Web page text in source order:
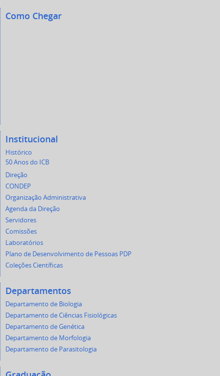
Como Chegar
Institucional
Histórico
50 Anos do ICB
Direção
CONDEP
Organização Administrativa
Agenda da Direção
Servidores
Comissões
Laboratórios
Plano de Desenvolvimento de Pessoas PDP
Coleções Científicas
Departamentos
Departamento de Biologia
Departamento de Ciências Fisiológicas
Departamento de Genética
Departamento de Morfologia
Departamento de Parasitologia